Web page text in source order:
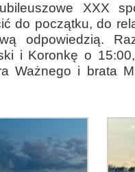
XXX
do początku, do
odpowiedzią.
i Koronkę o
Ważnego i brata